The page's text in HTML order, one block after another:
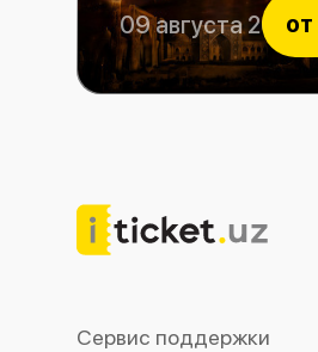
от
Легенда о любви
09 августа 2026
Сервис поддержки